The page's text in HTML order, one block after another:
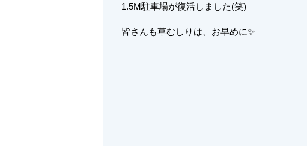
1.5M駐車場が復活しました(笑)
皆さんも草むしりは、お早めに✨